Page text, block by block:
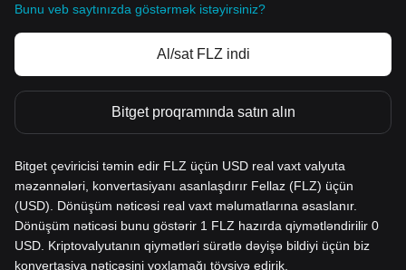
Bunu veb saytınızda göstərmək istəyirsiniz?
Al/sat FLZ indi
Bitget proqramında satın alın
Bitget çeviricisi təmin edir FLZ üçün USD real vaxt valyuta
məzənnələri, konvertasiyanı asanlaşdırır Fellaz (FLZ) üçün
(USD). Dönüşüm nəticəsi real vaxt məlumatlarına əsaslanır.
Dönüşüm nəticəsi bunu göstərir 1 FLZ hazırda qiymətləndirilir 0
USD. Kriptovalyutanın qiymətləri sürətlə dəyişə bildiyi üçün biz
konvertasiya nəticəsini yoxlamağı tövsiyə edirik.